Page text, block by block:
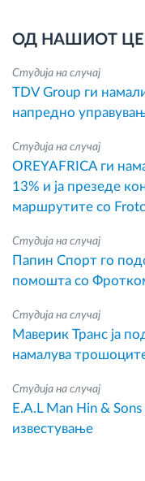
ОД НАШИОТ
Студија на случај
TDV Group ги
напредно
Студија на случај
OREYAFRICA ги
13% и ја презеде
маршрутите со
Студија на случај
Папин Спорт го
помошта со
Студија на случај
Маверик Транс ја
намалува
Студија на случај
E.A.L Man Hin &
известување